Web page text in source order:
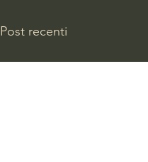
Post recenti